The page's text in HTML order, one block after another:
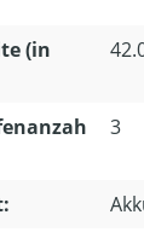
(in
3